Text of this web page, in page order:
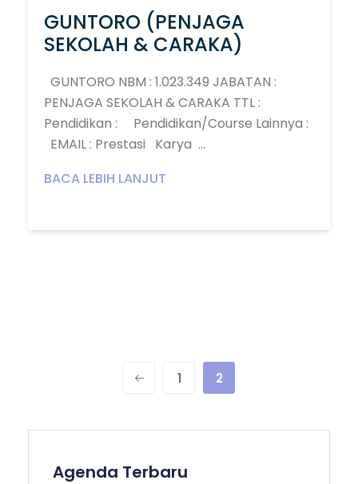
GUNTORO (PENJAGA
SEKOLAH & CARAKA)
GUNTORO NBM : 1.023.349 JABATAN :
PENJAGA SEKOLAH & CARAKA TTL :
Pendidikan : Pendidikan/Course Lainnya :
EMAIL : Prestasi Karya ...
BACA LEBIH LANJUT
1 2
Agenda Terbaru